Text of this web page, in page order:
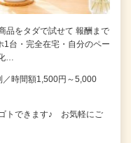
品をタダで試せて 報酬まで
1台・完全在宅・自分のペー
…
時間額1,500円～5,000
トできます♪ お気軽にご